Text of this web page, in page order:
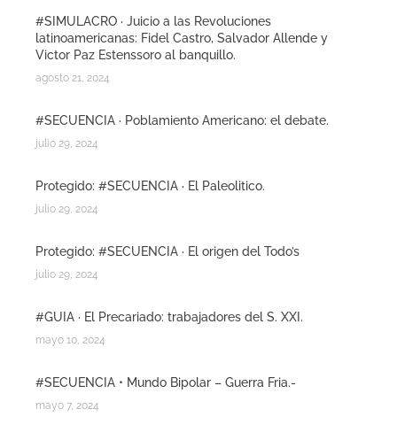
#SIMULACRO · Juicio a las Revoluciones
latinoamericanas: Fidel Castro, Salvador Allende y
Victor Paz Estenssoro al banquillo.
agosto 21, 2024
#SECUENCIA · Poblamiento Americano: el debate.
julio 29, 2024
Protegido: #SECUENCIA · El Paleolitico.
julio 29, 2024
Protegido: #SECUENCIA · El origen del Todo’s
julio 29, 2024
#GUIA · El Precariado: trabajadores del S. XXI.
mayo 10, 2024
#SECUENCIA • Mundo Bipolar – Guerra Fria.-
mayo 7, 2024